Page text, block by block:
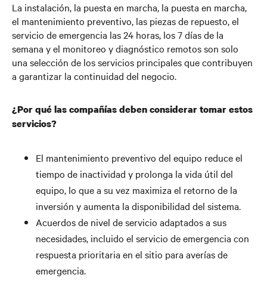
La instalación, la puesta en marcha, la puesta en marcha,
el mantenimiento preventivo, las piezas de repuesto, el
servicio de emergencia las 24 horas, los 7 días de la
semana y el monitoreo y diagnóstico remotos son solo
una selección de los servicios principales que contribuyen
a garantizar la continuidad del negocio.
¿Por qué las compañías deben considerar tomar estos
servicios?
El mantenimiento preventivo del equipo reduce el
tiempo de inactividad y prolonga la vida útil del
equipo, lo que a su vez maximiza el retorno de la
inversión y aumenta la disponibilidad del sistema.
Acuerdos de nivel de servicio adaptados a sus
necesidades, incluido el servicio de emergencia con
respuesta prioritaria en el sitio para averías de
emergencia.